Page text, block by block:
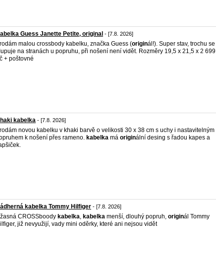
Guess Janette Petite, original - [7.8. 2026]
malou crossbody kabelku, značka Guess (originál!). Super stav, trochu se
na stranách u popruhu, při nošení není vidět. Rozměry 19,5 x 21,5 x 2 699
+ poštovné
kabelka - [7.8. 2026]
novou kabelku v khaki barvě o velikosti 30 x 38 cm s uchy i nastavitelným
k nošení přes rameno. kabelka má originální desing s řadou kapes a
kabelka Tommy Hilfiger - [7.8. 2026]
CROSSboody kabelka, kabelka menší, dlouhý popruh, originál Tommy
již nevyužijí, vady mini oděrky, které ani nejsou vidět